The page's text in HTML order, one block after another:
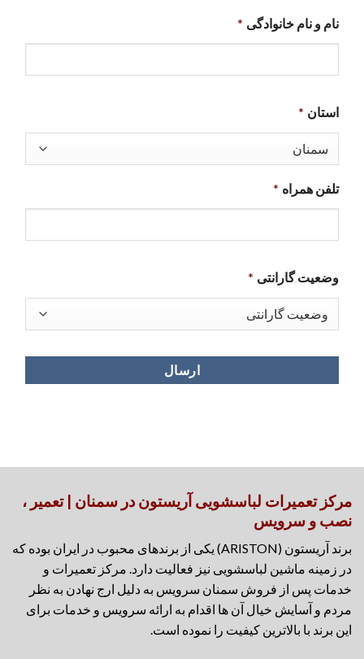
نام و نام خانوادگی *
استان *
تلفن همراه *
وضعیت گارانتی *
مرکز تعمیرات لباسشویی آریستون در سمنان | تعمیر ،
نصب و سرویس
برند آریستون (ARISTON) یکی از برندهای محبوب در ایران بوده که
در زمینه ماشین لباسشویی نیز فعالیت دارد. مرکز تعمیرات و
خدمات پس از فروش سمنان سرویس به دلیل ارج نهادن به نظر
مردم و آسایش خیال آن ها اقدام به ارائه سرویس و خدمات برای
این برند با بالاترین کیفیت را نموده است.